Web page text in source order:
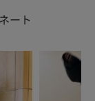
ート